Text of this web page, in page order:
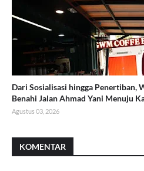
Dari Sosialisasi hingga Penertiban,
Benahi Jalan Ahmad Yani Menuju
Agustus 03, 2026
KOMENTAR